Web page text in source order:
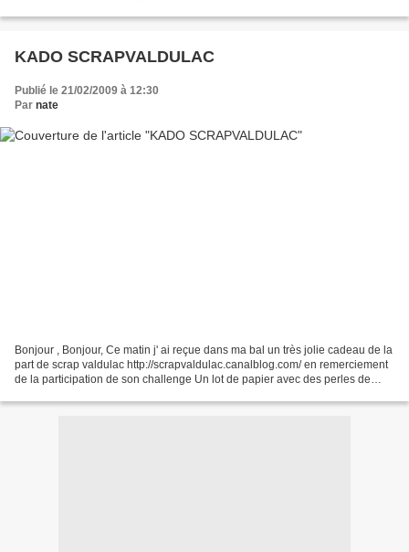
KADO SCRAPVALDULAC
Publié le 21/02/2009 à 12:30
Par nate
Bonjour , Bonjour, Ce matin j' ai reçue dans ma bal un très jolie cadeau de la
part de scrap valdulac http://scrapvaldulac.canalblog.com/ en remerciement
de la participation de son challenge Un lot de papier avec des perles de